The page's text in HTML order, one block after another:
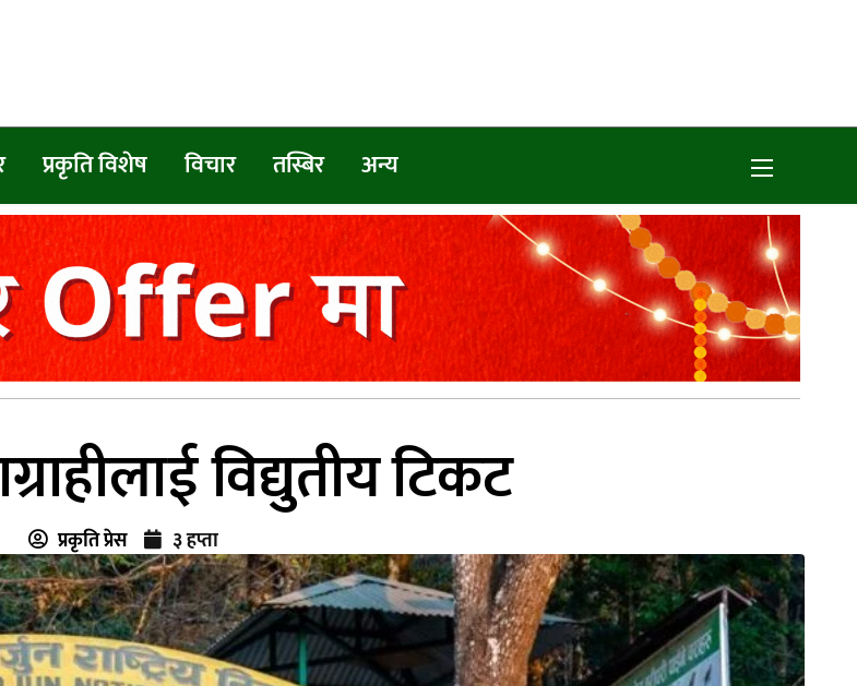
प्रकृति विशेष विचार तस्बिर अन्य
विद्युतीय टिकट
प्रकृति प्रेस ३ हप्ता